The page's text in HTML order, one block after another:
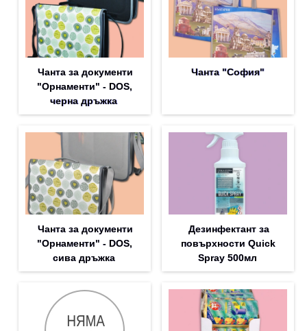
Чанта за документи
"Орнаменти" - DOS,
черна дръжка
Чанта "София"
Чанта за документи
"Орнаменти" - DOS,
сива дръжка
Дезинфектант за
повърхности Quick
Spray 500мл